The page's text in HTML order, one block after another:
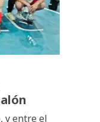
y entre el